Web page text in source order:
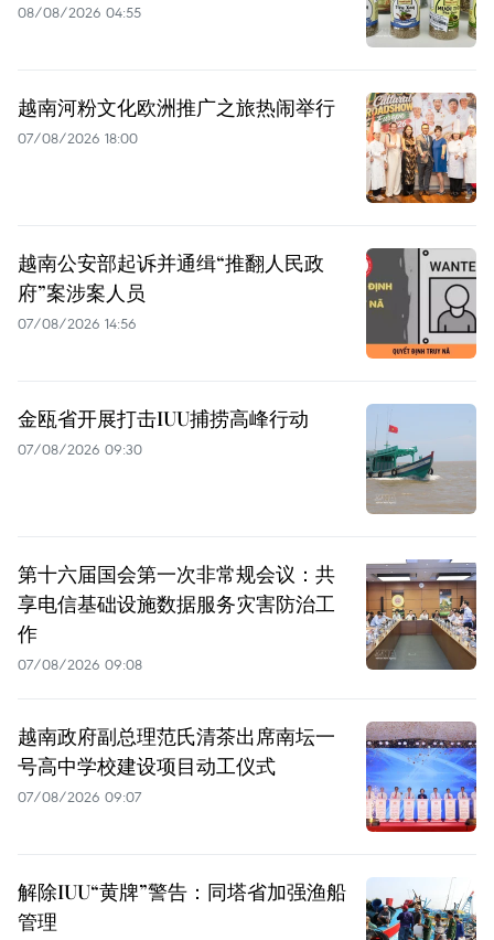
08/08/2026 04:55
越南河粉文化欧洲推广之旅热闹举行
07/08/2026 18:00
越南公安部起诉并通缉“推翻人民政
府”案涉案人员
07/08/2026 14:56
金瓯省开展打击IUU捕捞高峰行动
07/08/2026 09:30
第十六届国会第一次非常规会议：共
享电信基础设施数据服务灾害防治工
作
07/08/2026 09:08
越南政府副总理范氏清茶出席南坛一
号高中学校建设项目动工仪式
07/08/2026 09:07
解除IUU“黄牌”警告：同塔省加强渔船
管理